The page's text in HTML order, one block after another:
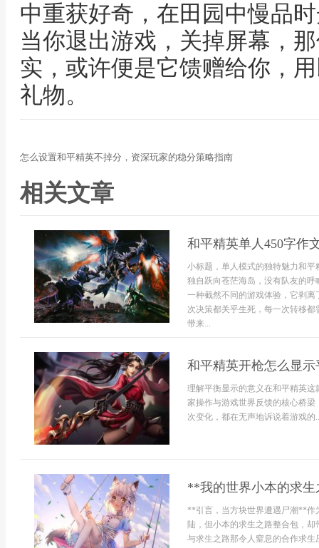
中重获好奇，在田园中慢品
当你退出游戏，关掉屏幕，
实，或许便是它馈赠给你，
礼物。
怎么设置和平精英不掉分，资深玩家的稳分策略指南
相关文章
和平精英单人450字作
小标题，单人模式的独特魅力和
独自跃向苍茫海岛，没有队友的
一种截然不同的游戏体验，它剥
次决策都关乎生死，每一次转移
带来...
和平精英开枪怎么显
理解平衡显示的意义在和平精英
家操作与游戏世界反馈的核心桥
次变化，都在无声地诉说着游戏的
**我的世界小本的求
**引言，当方块世界遭遇尸潮**作
陆，但小本的求生之路整合包，
与求生之路那令人窒息的合作求生